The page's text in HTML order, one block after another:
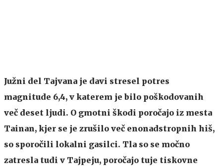
Južni del Tajvana je davi stresel potres
magnitude 6,4, v katerem je bilo poškodovanih
več deset ljudi. O gmotni škodi poročajo iz mesta
Tainan, kjer se je zrušilo več enonadstropnih hiš,
so sporočili lokalni gasilci. Tla so se močno
zatresla tudi v Tajpeju, poročajo tuje tiskovne